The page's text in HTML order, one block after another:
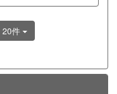
20件